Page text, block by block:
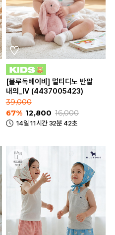
[블루독베이비] 멀티디노 반팔
내의_IV (4437005423)
39,000
67% 12,800 16,000
14일 11시간 32분 42초